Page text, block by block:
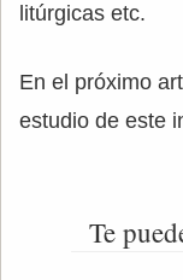
litúrgicas etc.
En el próximo
estudio de este
Te